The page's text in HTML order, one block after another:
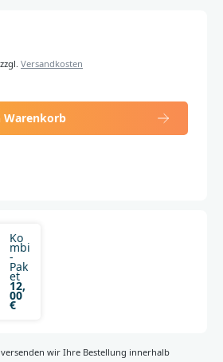
Versandkosten
Warenkorb
Ko
mbi
-
Pak
et
12,
00
€
versenden wir Ihre Bestellung innerhalb